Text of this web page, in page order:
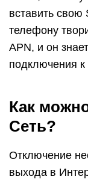
вставить свою
телефону
APN, и он
подключения к
Как
Сеть?
Отключение
выхода в